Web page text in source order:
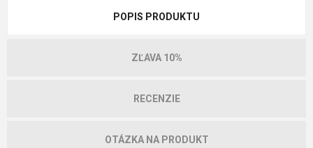
POPIS PRODUKTU
ZĽAVA 10%
RECENZIE
OTÁZKA NA PRODUKT